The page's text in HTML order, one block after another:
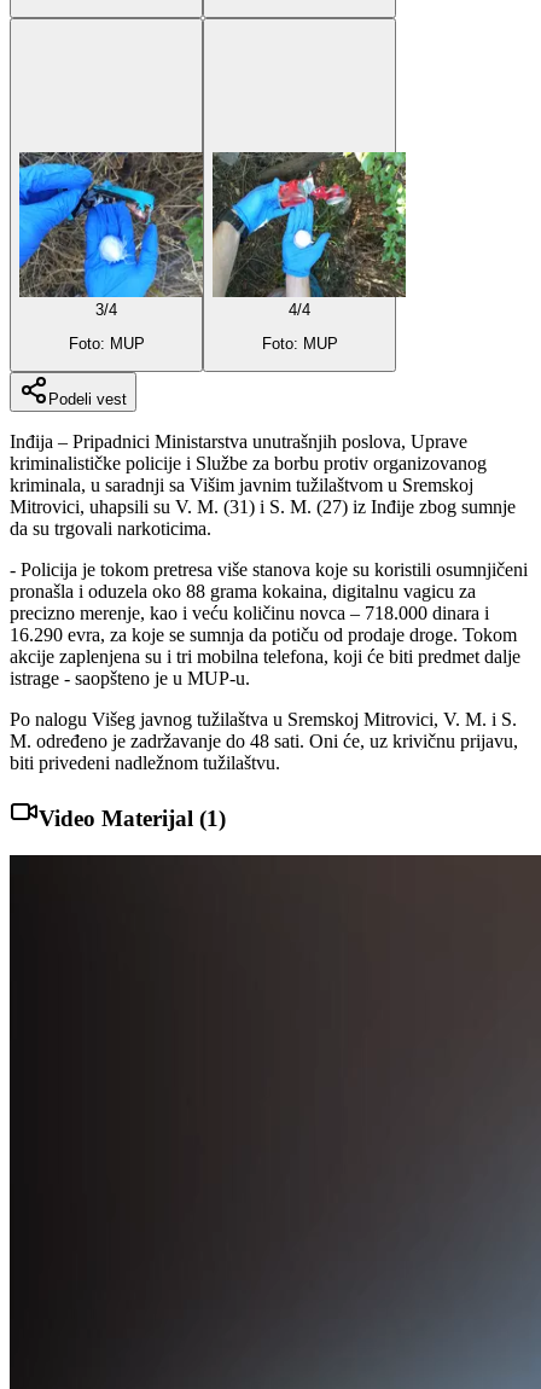
3/4
Foto: MUP
4/4
Foto: MUP
Podeli vest
Inđija – Pripadnici Ministarstva unutrašnjih poslova, Uprave
kriminalističke policije i Službe za borbu protiv organizovanog
kriminala, u saradnji sa Višim javnim tužilaštvom u Sremskoj
Mitrovici, uhapsili su V. M. (31) i S. M. (27) iz Inđije zbog sumnje
da su trgovali narkoticima.
- Policija je tokom pretresa više stanova koje su koristili osumnjičeni
pronašla i oduzela oko 88 grama kokaina, digitalnu vagicu za
precizno merenje, kao i veću količinu novca – 718.000 dinara i
16.290 evra, za koje se sumnja da potiču od prodaje droge. Tokom
akcije zaplenjena su i tri mobilna telefona, koji će biti predmet dalje
istrage - saopšteno je u MUP-u.
Po nalogu Višeg javnog tužilaštva u Sremskoj Mitrovici, V. M. i S.
M. određeno je zadržavanje do 48 sati. Oni će, uz krivičnu prijavu,
biti privedeni nadležnom tužilaštvu.
Video Materijal (1)